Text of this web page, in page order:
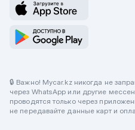
🔒 Важно! Mycar.kz никогда не
через WhatsApp или другие
проводятся только через
не передавайте данные карт и